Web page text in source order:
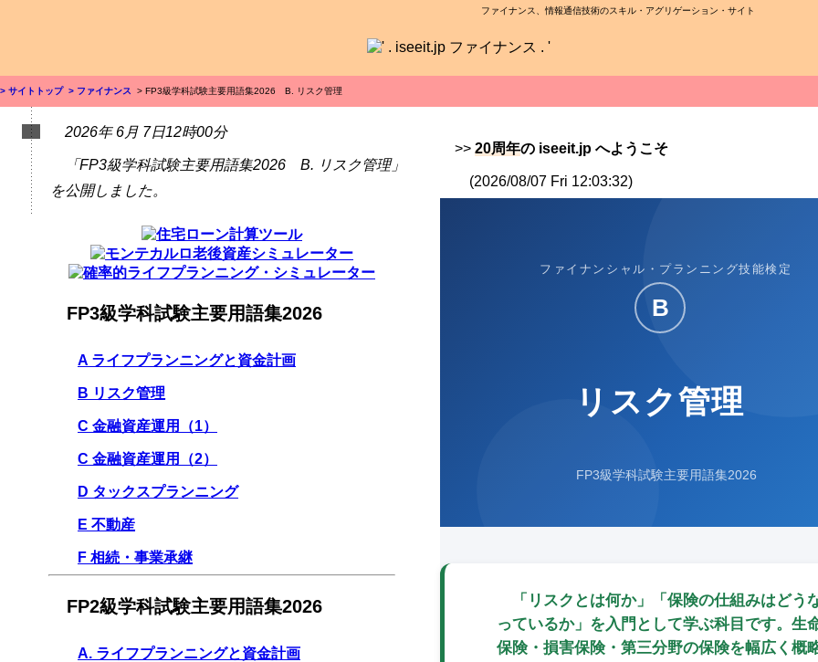
ファイナンス、情報通信技術のスキル・アグリゲーション・サイト
> サイトトップ > ファイナンス > FP3級学科試験主要用語集2026 B. リスク管理
>> 20周年の iseeit.jp へようこそ
(2026/08/07 Fri 12:03:32)
ファイナンシャル・プランニング技能検定
B
リスク管理
FP3級学科試験主要用語集2026
「リスクとは何か」「保険の仕組みはどう
っているか」を入門として学ぶ科目です。生
保険・損害保険・第三分野の保険を幅広く概
2026年 6月 7日12時00分
「FP3級学科試験主要用語集2026 B. リスク管理」
を公開しました。
FP3級学科試験主要用語集2026
A ライフプランニングと資金計画
B リスク管理
C 金融資産運用（1）
C 金融資産運用（2）
D タックスプランニング
E 不動産
F 相続・事業承継
FP2級学科試験主要用語集2026
A. ライフプランニングと資金計画